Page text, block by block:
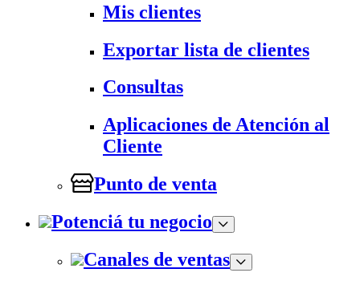
Mis clientes
Exportar lista de clientes
Consultas
Aplicaciones de Atención al
Cliente
Punto de venta
Potenciá tu negocio
Canales de ventas